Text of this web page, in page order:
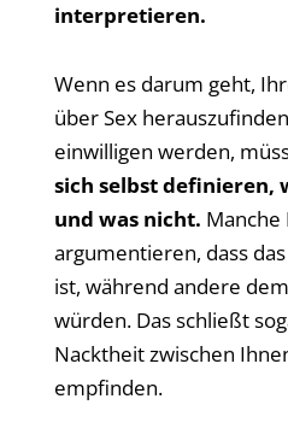
interpretieren.
Wenn es darum geht,
über Sex
einwilligen werden,
sich selbst definieren,
und was nicht.
argumentieren, dass
ist, während andere
würden. Das schließt
Nacktheit zwischen
empfinden.